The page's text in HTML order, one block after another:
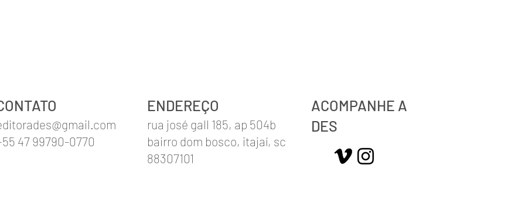
47 99790-0770
ENDEREÇO
rua josé gall 185, ap 504b
bairro dom bosco, itajaí, sc
88307101
ACOMPANHE A
DES